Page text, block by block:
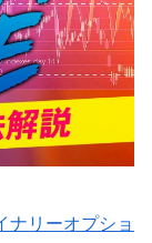
ナリーオプショ